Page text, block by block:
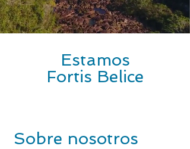
Estamos
Fortis Belice
Sobre nosotros